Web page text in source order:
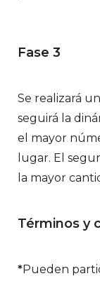
Fase 3
Se realizará
seguirá la
el mayor
lugar. El
la mayor
Términos y
*Pueden